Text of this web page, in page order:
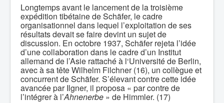
Longtemps avant le lancement de la troisième
expédition tibétaine de Schäfer, le cadre
organisationnel dans lequel l’exploitation de ses
résultats devait se faire devint un sujet de
discussion. En octobre 1937, Schäfer rejeta l’idée
d’une collaboration dans le cadre d’un Institut
allemand de l’Asie rattaché à l‘Université de Berlin,
avec à sa tête Wilhelm Filchner (16), un collègue et
concurrent de Schäfer. S’élevant contre cette idée
avancée par Ilgner, il proposa « par contre de
l’intégrer à l’Ahnenerbe » de Himmler. (17)